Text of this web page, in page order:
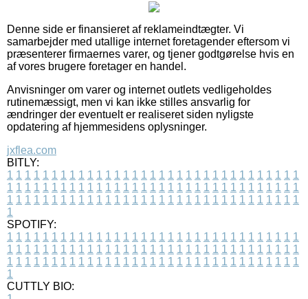
Denne side er finansieret af reklameindtægter. Vi
samarbejder med utallige internet foretagender eftersom vi
præsenterer firmaernes varer, og tjener godtgørelse hvis en
af vores brugere foretager en handel.
Anvisninger om varer og internet outlets vedligeholdes
rutinemæssigt, men vi kan ikke stilles ansvarlig for
ændringer der eventuelt er realiseret siden nyligste
opdatering af hjemmesidens oplysninger.
jxflea.com
BITLY:
1 1 1 1 1 1 1 1 1 1 1 1 1 1 1 1 1 1 1 1 1 1 1 1 1 1 1 1 1 1 1 1 1
1 1 1 1 1 1 1 1 1 1 1 1 1 1 1 1 1 1 1 1 1 1 1 1 1 1 1 1 1 1 1 1 1
1 1 1 1 1 1 1 1 1 1 1 1 1 1 1 1 1 1 1 1 1 1 1 1 1 1 1 1 1 1 1 1 1
1
SPOTIFY:
1 1 1 1 1 1 1 1 1 1 1 1 1 1 1 1 1 1 1 1 1 1 1 1 1 1 1 1 1 1 1 1 1
1 1 1 1 1 1 1 1 1 1 1 1 1 1 1 1 1 1 1 1 1 1 1 1 1 1 1 1 1 1 1 1 1
1 1 1 1 1 1 1 1 1 1 1 1 1 1 1 1 1 1 1 1 1 1 1 1 1 1 1 1 1 1 1 1 1
1
CUTTLY BIO: